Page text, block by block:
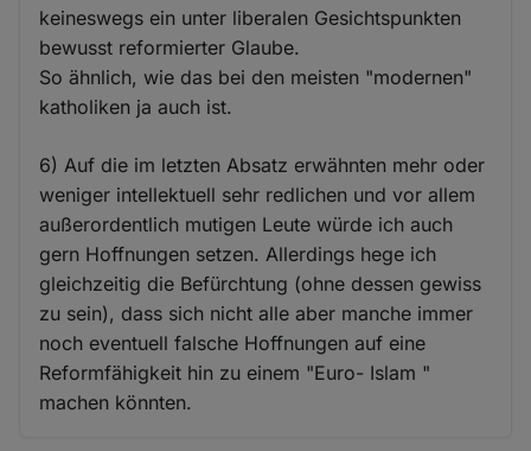
keineswegs ein unter liberalen Gesichtspunkten
bewusst reformierter Glaube.
So ähnlich, wie das bei den meisten "modernen"
katholiken ja auch ist.
6) Auf die im letzten Absatz erwähnten mehr oder
weniger intellektuell sehr redlichen und vor allem
außerordentlich mutigen Leute würde ich auch
gern Hoffnungen setzen. Allerdings hege ich
gleichzeitig die Befürchtung (ohne dessen gewiss
zu sein), dass sich nicht alle aber manche immer
noch eventuell falsche Hoffnungen auf eine
Reformfähigkeit hin zu einem "Euro- Islam "
machen könnten.